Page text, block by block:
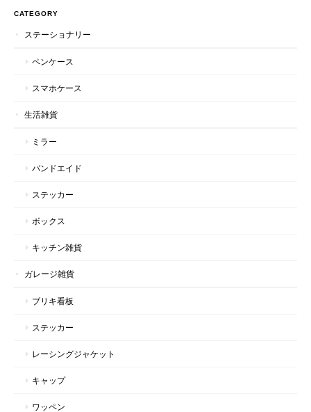
CATEGORY
ステーショナリー
ペンケース
スマホケース
生活雑貨
ミラー
バンドエイド
ステッカー
ボックス
キッチン雑貨
ガレージ雑貨
ブリキ看板
ステッカー
レーシングジャケット
キャップ
ワッペン